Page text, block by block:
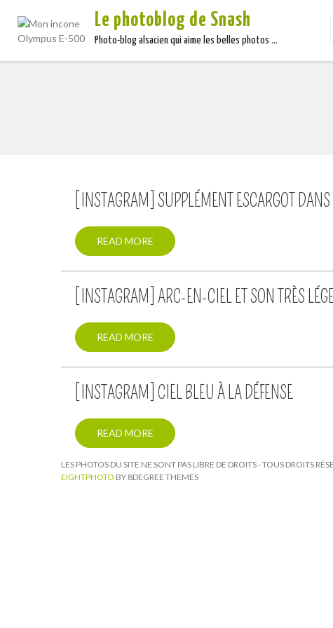
Le photoblog de Snash
Photo-blog alsacien qui aime les belles photos …
[INSTAGRAM] SUPPLÉMENT ESCARGOT
READ MORE
[INSTAGRAM] ARC-EN-CIEL ET SON TRÈS
READ MORE
[INSTAGRAM] CIEL BLEU À LA DÉFENSE
READ MORE
LES PHOTOS DU SITE NE SONT PAS LIBRE DE DROITS - TOUS DROITS
EIGHTPHOTO BY 8DEGREE THEMES